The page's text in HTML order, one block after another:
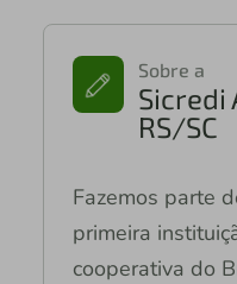
Sobre a
Sicredi
RS/SC
Fazemos parte
primeira
cooperativa do